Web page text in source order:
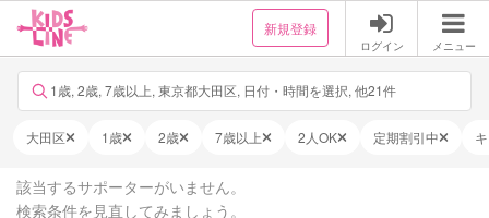
新規登録
ログイン メニュー
1歳, 2歳, 7歳以上, 東京都大田区, 日付・時間を選択, 他21件
大田区 1歳 2歳 7歳以上 2人OK 定期割引中
該当するサポーターがいません。
検索条件を見直してみましょう。